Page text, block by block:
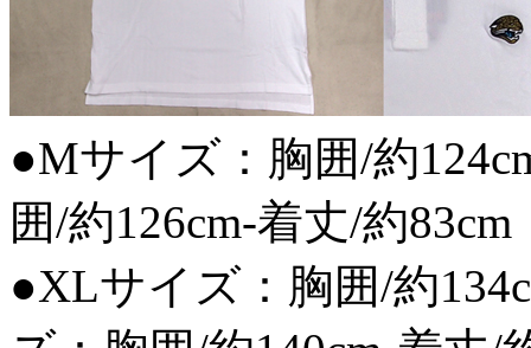
●Mサイズ：胸囲/約
囲/約126cm-着丈/約83cm
●XLサイズ：胸囲/約